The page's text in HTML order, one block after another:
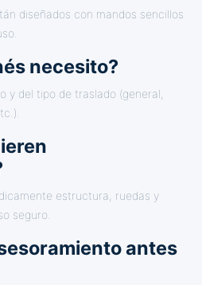
diseñados con mandos sencillos
necesito?
y del tipo de traslado (general,
estructura, ruedas y
seguro.
antes